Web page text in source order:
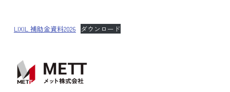
LIXIL 補助金資料2026 ダウンロード